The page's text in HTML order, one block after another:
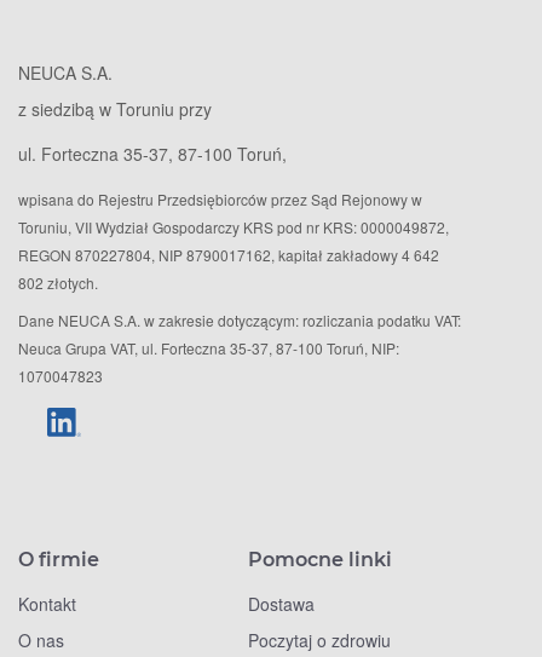
NEUCA S.A.
z siedzibą w Toruniu przy
ul. Forteczna 35-37, 87-100 Toruń,
wpisana do Rejestru Przedsiębiorców przez Sąd Rejonowy w
Toruniu, VII Wydział Gospodarczy KRS pod nr KRS: 0000049872,
REGON 870227804, NIP 8790017162, kapitał zakładowy 4 642
802 złotych.
Dane NEUCA S.A. w zakresie dotyczącym: rozliczania podatku VAT:
Neuca Grupa VAT, ul. Forteczna 35-37, 87-100 Toruń, NIP:
1070047823
O firmie
Kontakt
O nas
Pomocne linki
Dostawa
Poczytaj o zdrowiu